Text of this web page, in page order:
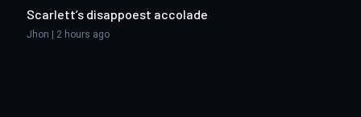
Scarlett’s disappoest accolade
Jhon | 2 hours ago